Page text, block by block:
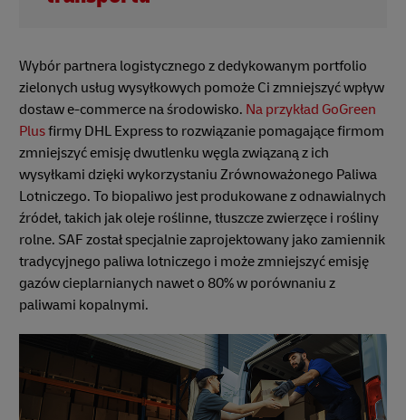
Wybór partnera logistycznego z dedykowanym portfolio
zielonych usług wysyłkowych pomoże Ci zmniejszyć wpływ
dostaw e-commerce na środowisko. Na przykład GoGreen
Plusfirmy DHL Express to rozwiązanie pomagające firmom
zmniejszyć emisję dwutlenku węgla związaną z ich
wysyłkami dzięki wykorzystaniu Zrównoważonego Paliwa
Lotniczego. To biopaliwo jest produkowane z odnawialnych
źródeł, takich jak oleje roślinne, tłuszcze zwierzęce i rośliny
rolne. SAF został specjalnie zaprojektowany jako zamiennik
tradycyjnego paliwa lotniczego i może zmniejszyć emisję
gazów cieplarnianych nawet o 80% w porównaniu z
paliwami kopalnymi.